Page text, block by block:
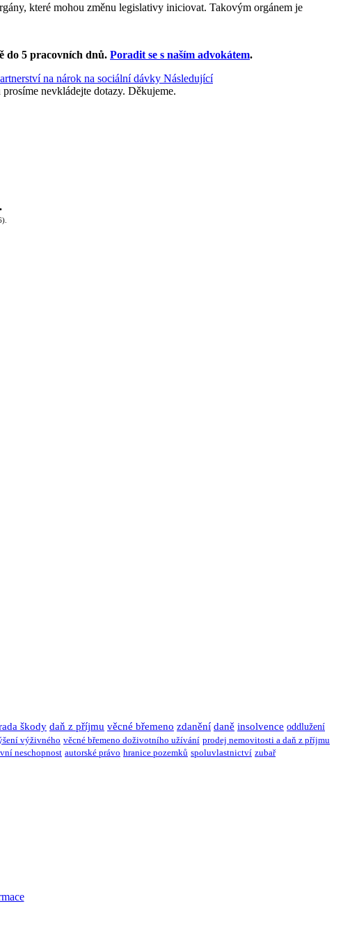
které mohou změnu legislativy iniciovat. Takovým orgánem je
do 5 pracovních dnů. Poradit se s naším advokátem.
na nárok na sociální dávky Následující
nevkládejte dotazy. Děkujeme.
škody daň z příjmu věcné břemeno zdanění daně insolvence oddlužení
výživného věcné břemeno doživotního užívání prodej nemovitosti a daň z příjmu
neschopnost autorské právo hranice pozemků spoluvlastnictví zubař